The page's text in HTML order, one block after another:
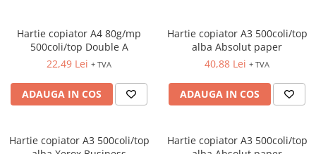
PLICURI PENTRU CORESPONDENTA,
DOCUMENTE & SPECIALE
ETICHETE AUTOADEZIVE
CUBURI DIN HARTIE & CUBURI
NOTES
Hartie copiator A4 80g/mp
500coli/top Double A
22,49 Lei + TVA
ADAUGA IN COS
Hartie copiator A3 500coli/top
alba Absolut paper
40,88 Lei + TVA
ADAUGA IN COS
Hartie copiator A3 500coli/top
Hartie copiator A3 500coli/top